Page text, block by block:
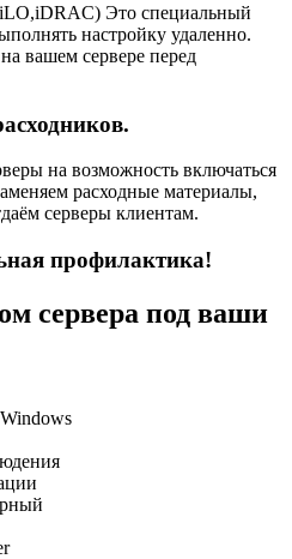
Это специальный
настройку удаленно.
вашем сервере перед
на возможность включаться
расходные материалы,
серверы клиентам.
профилактика!
сервера под ваши